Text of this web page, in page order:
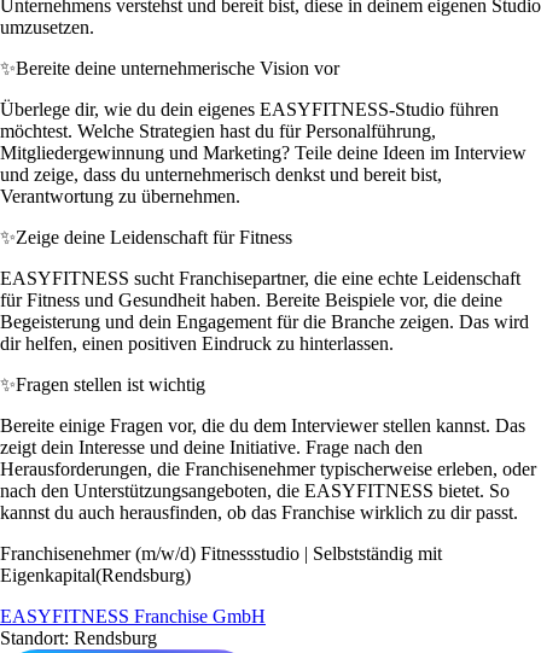
Unternehmens verstehst und bereit bist, diese in deinem eigenen Studio
umzusetzen.
✨Bereite deine unternehmerische Vision vor
Überlege dir, wie du dein eigenes EASYFITNESS-Studio führen
möchtest. Welche Strategien hast du für Personalführung,
Mitgliedergewinnung und Marketing? Teile deine Ideen im Interview
und zeige, dass du unternehmerisch denkst und bereit bist,
Verantwortung zu übernehmen.
✨Zeige deine Leidenschaft für Fitness
EASYFITNESS sucht Franchisepartner, die eine echte Leidenschaft
für Fitness und Gesundheit haben. Bereite Beispiele vor, die deine
Begeisterung und dein Engagement für die Branche zeigen. Das wird
dir helfen, einen positiven Eindruck zu hinterlassen.
✨Fragen stellen ist wichtig
Bereite einige Fragen vor, die du dem Interviewer stellen kannst. Das
zeigt dein Interesse und deine Initiative. Frage nach den
Herausforderungen, die Franchisenehmer typischerweise erleben, oder
nach den Unterstützungsangeboten, die EASYFITNESS bietet. So
kannst du auch herausfinden, ob das Franchise wirklich zu dir passt.
Franchisenehmer (m/w/d) Fitnessstudio | Selbstständig mit
Eigenkapital(Rendsburg)
EASYFITNESS Franchise GmbH
Standort: Rendsburg